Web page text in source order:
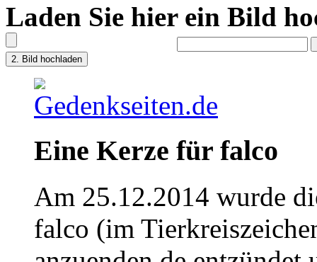
Laden Sie hier ein Bild
Eine Kerze für falco
Am 25.12.2014 wurde
falco (im